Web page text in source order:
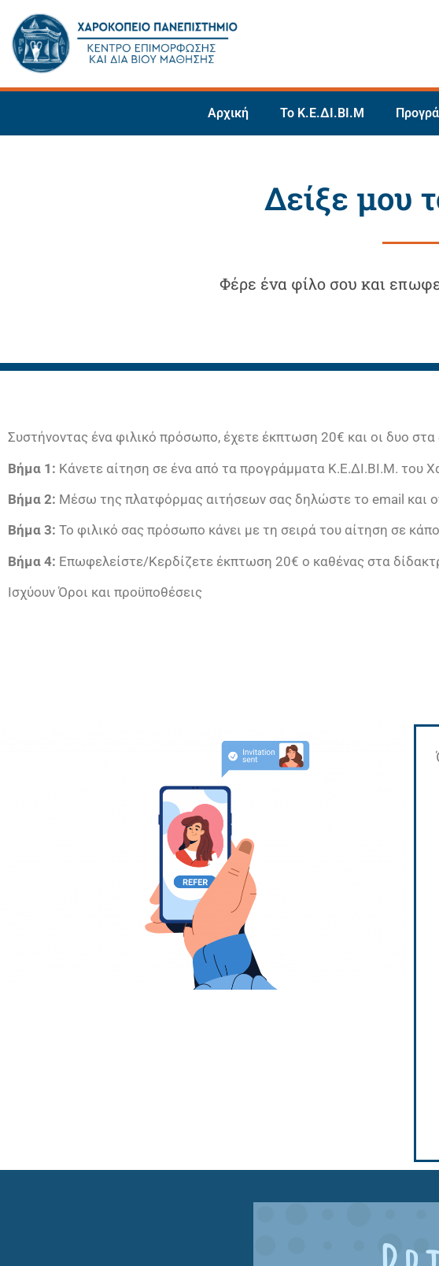
Αρχική Το Κ.Ε.ΔΙ.ΒΙ.Μ
Δείξε μου
Φέρε ένα φίλο σου και
Συστήνοντας ένα φιλικό πρόσωπο, έχετε έκπτωση 20€ και οι δυο
Βήμα 1: Κάνετε αίτηση σε ένα από τα προγράμματα Κ.Ε.ΔΙ.ΒΙ.Μ. του
Βήμα 2: Μέσω της πλατφόρμας αιτήσεων σας δηλώστε το email και
Βήμα 3: Το φιλικό σας πρόσωπο κάνει με τη σειρά του αίτηση σε
Βήμα 4: Επωφελείστε/Κερδίζετε έκπτωση 20€ ο καθένας στα
Ισχύουν Όροι και προϋποθέσεις